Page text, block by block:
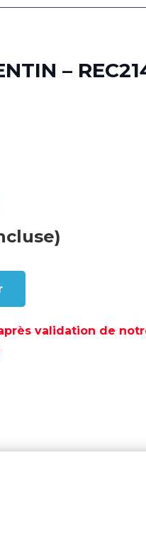
–
validation de